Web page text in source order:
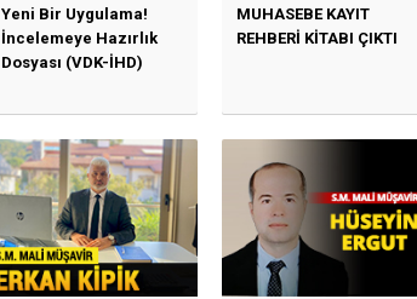
Yeni Bir Uygulama!
İncelemeye Hazırlık
Dosyası (VDK-İHD)
MUHASEBE KAYIT
REHBERİ KİTABI ÇIKTI